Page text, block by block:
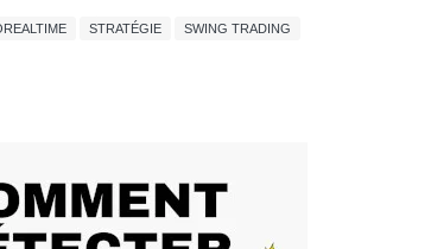
STRATÉGIE
SWING TRADING